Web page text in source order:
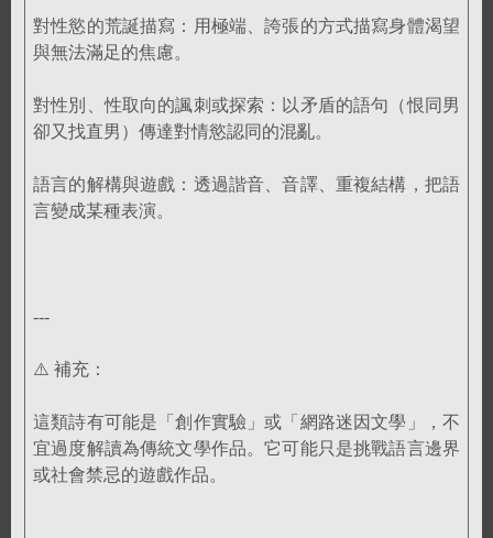
對性慾的荒誕描寫：用極端、誇張的方式描寫身體渴望
與無法滿足的焦慮。
對性別、性取向的諷刺或探索：以矛盾的語句（恨同男
卻又找直男）傳達對情慾認同的混亂。
語言的解構與遊戲：透過諧音、音譯、重複結構，把語
言變成某種表演。
---
⚠️ 補充：
這類詩有可能是「創作實驗」或「網路迷因文學」，不
宜過度解讀為傳統文學作品。它可能只是挑戰語言邊界
或社會禁忌的遊戲作品。